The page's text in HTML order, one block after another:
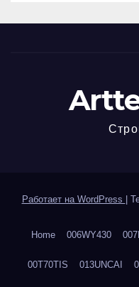
Работает на WordPress
Home 006WY430
00T70TIS 013UNCAI